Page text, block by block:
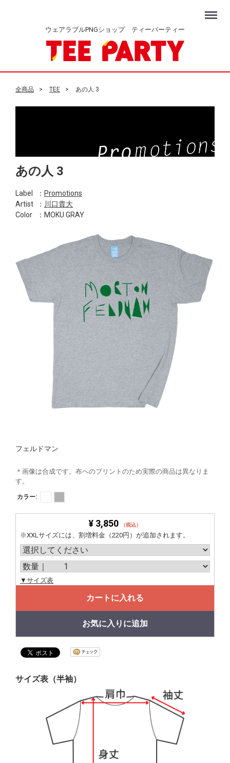
ウェアラブルPNGショップ ティーパーティー
Menu
全商品 TEE あの人 3
あの人 3
Label ： Promotions
Artist
： 川口貴大
Color
：MOKU GRAY
フェルドマン
＊画像は合成です。布へのプリントのため実際の商品は異なりま
す。
カラー:
¥ 3,850 （税込）
※XXLサイズには、割増料金（220円）が追加されます。
▼サイズ表
カートに入れる
お気に入りに追加
サイズ表（半袖）